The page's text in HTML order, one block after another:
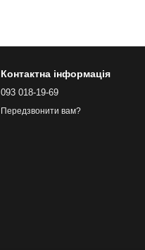
Контактна інформація
093 018-19-69
Передзвонити вам?